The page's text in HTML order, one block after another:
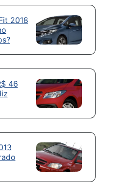
2018
46